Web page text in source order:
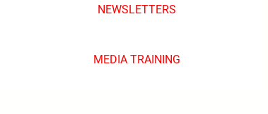
NEWSLETTERS
MEDIA TRAINING